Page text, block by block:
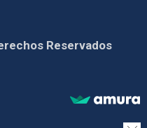
Reservados